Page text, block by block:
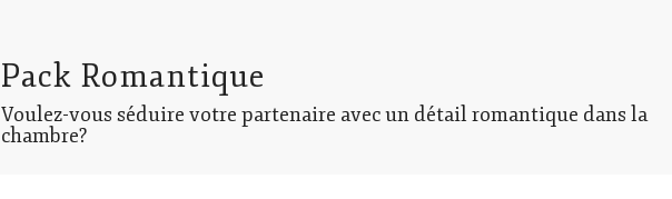
Pack Romantique
Voulez-vous séduire votre partenaire avec un détail romantique dans la
chambre?